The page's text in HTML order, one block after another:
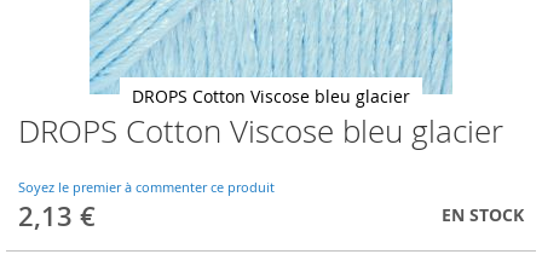
DROPS Cotton Viscose bleu glacier
Soyez le premier à commenter ce produit
2,13 € EN STOCK
DROPS Cotton Viscose bleu glacier
Skip
to
beginning
of
the